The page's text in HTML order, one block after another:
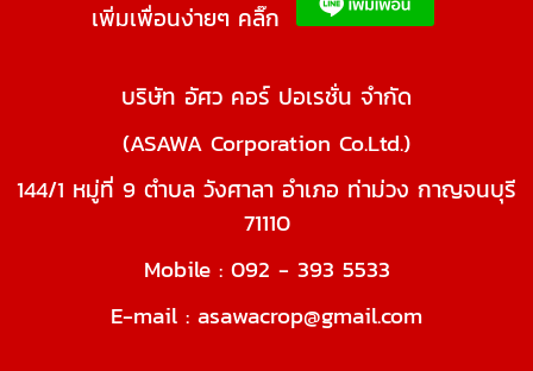
เพิ่มเพื่อนง่ายๆ คลิ๊ก
บริษัท อัศว คอร์ ปอเรชั่น จำกัด
(ASAWA Corporation Co.Ltd.)
144/1 หมู่ที่ 9 ตำบล วังศาลา อำเภอ ท่าม่วง กาญจนบุรี
71110
Mobile : 092 - 393 5533
E-mail : asawacrop@gmail.com